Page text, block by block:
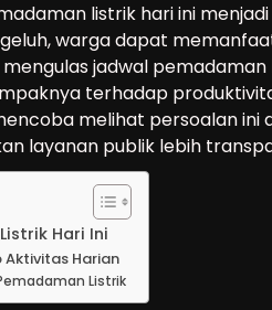
listrik hari ini
warga dapat
jadwal
terhadap
melihat persoalan ini
layanan publik lebih
Hari Ini
Harian
Listrik